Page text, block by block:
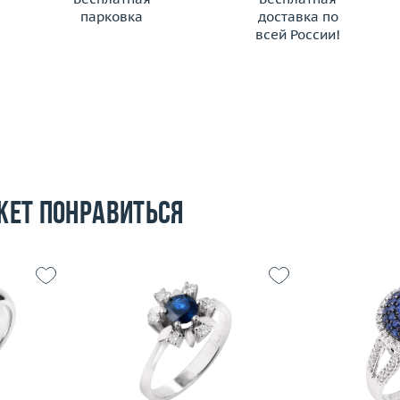
парковка
доставка по
всей России!
понравиться
19.75
Материал
золото 585 пробы
Материал